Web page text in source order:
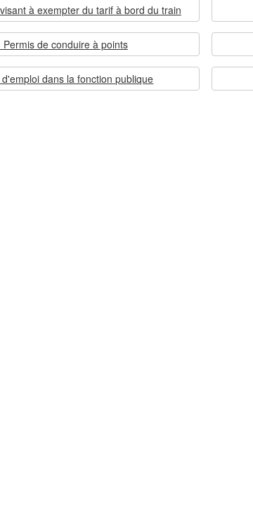
à exempter du tarif à bord du train
Permis de conduire à points
dans la fonction publique